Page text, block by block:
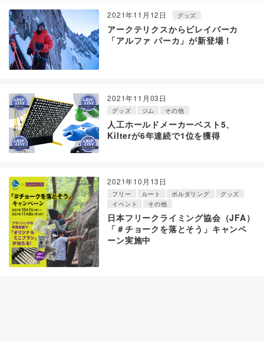
2021年11月12日 グッズ
アークテリクスからビレイパーカ
「アルファ パーカ」が新登場！
2021年11月03日
グッズ ジム その他
人工ホールドメーカーベスト5、
Kilterが6年連続で1位を獲得
2021年10月13日
フリー ルート ボルダリング
グッズ
イベント
その他
日本フリークライミング協会（JFA）
「＃チョークを落とそう」キャンペ
ーン実施中